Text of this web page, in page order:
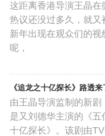
这距离香港导演王晶
热议还没过多久，就
新年出现在观众们的
呢，
《追龙之十亿探长》路透
由王晶导演监制的新
是又刘德华主演的《
十亿探长》。该剧由